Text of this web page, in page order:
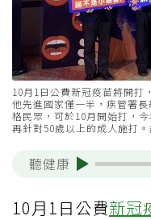
10月1日公費新冠疫苗將開打
他先進國家僅一半，疾管署
格民眾，可於10月開始打，
再針對50歲以上的成人施打
聽健康
10月1日公費新冠